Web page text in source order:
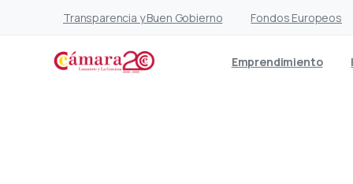
Transparencia y Buen Gobierno Fondos Europeos
Emprendimiento